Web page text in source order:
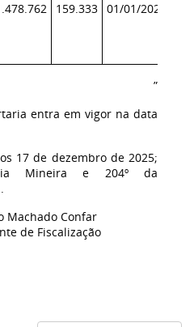
159.333 01/01/2026
”
entra em vigor na data
17 de dezembro de 2025;
Mineira e 204º da
Machado Confar
de Fiscalização